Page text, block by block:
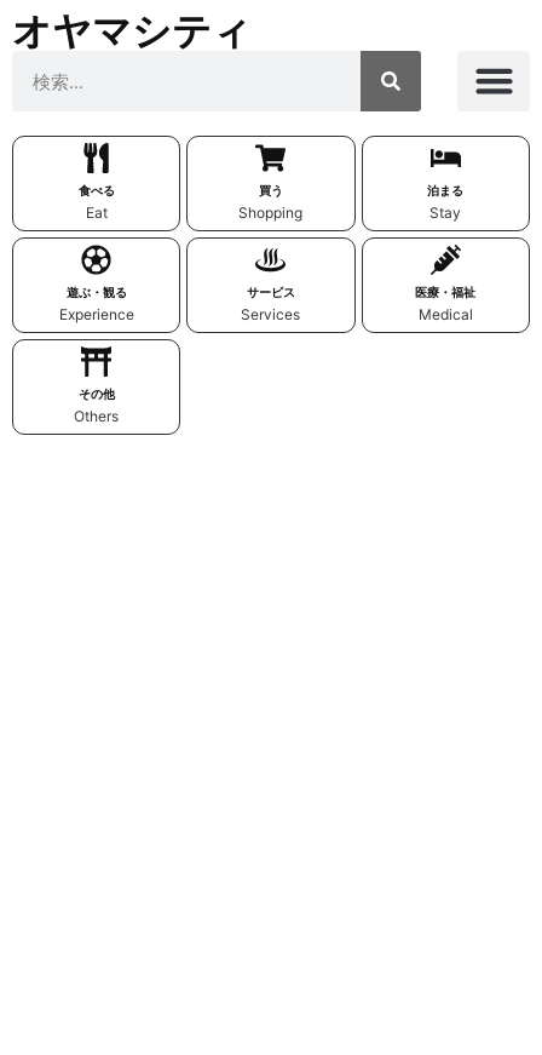
オヤマシティ
食べる
Eat
買う
Shopping
泊まる
Stay
遊ぶ・観る
Experience
サービス
Services
医療・福祉
Medical
その他
Others